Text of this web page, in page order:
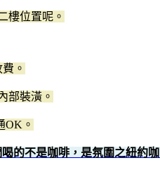
樓位置呢。
。
部裝潢。
。
的不是咖啡，是氛圍之紐約